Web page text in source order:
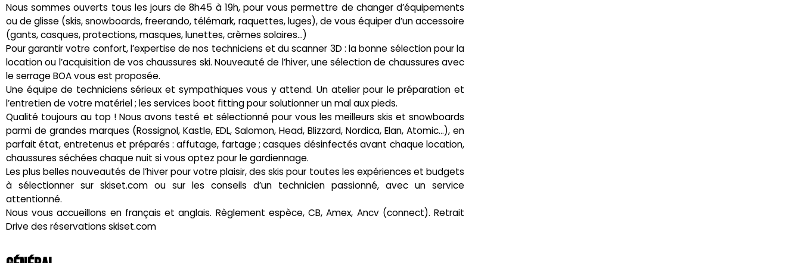
Nous sommes ouverts tous les jours de 8h45 à 19h, pour vous permettre de changer d’équipements
ou de glisse (skis, snowboards, freerando, télémark, raquettes, luges), de vous équiper d’un accessoire
(gants, casques, protections, masques, lunettes, crèmes solaires…)
Pour garantir votre confort, l’expertise de nos techniciens et du scanner 3D : la bonne sélection pour la
location ou l’acquisition de vos chaussures ski. Nouveauté de l’hiver, une sélection de chaussures avec
le serrage BOA vous est proposée.
Une équipe de techniciens sérieux et sympathiques vous y attend. Un atelier pour le préparation et
l’entretien de votre matériel ; les services boot fitting pour solutionner un mal aux pieds.
Qualité toujours au top ! Nous avons testé et sélectionné pour vous les meilleurs skis et snowboards
parmi de grandes marques (Rossignol, Kastle, EDL, Salomon, Head, Blizzard, Nordica, Elan, Atomic…), en
parfait état, entretenus et préparés : affutage, fartage ; casques désinfectés avant chaque location,
chaussures séchées chaque nuit si vous optez pour le gardiennage.
Les plus belles nouveautés de l’hiver pour votre plaisir, des skis pour toutes les expériences et budgets
à sélectionner sur skiset.com ou sur les conseils d’un technicien passionné, avec un service
attentionné.
Nous vous accueillons en français et anglais. Règlement espèce, CB, Amex, Ancv (connect). Retrait
Drive des réservations skiset.com